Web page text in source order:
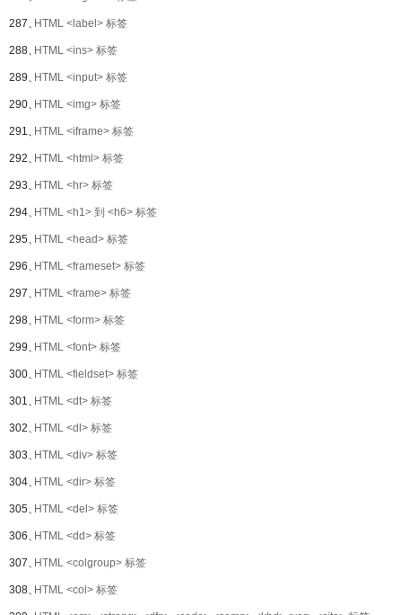
287、HTML <label> 标签
288、HTML <ins> 标签
289、HTML <input> 标签
290、HTML <img> 标签
291、HTML <iframe> 标签
292、HTML <html> 标签
293、HTML <hr> 标签
294、HTML <h1> 到 <h6> 标签
295、HTML <head> 标签
296、HTML <frameset> 标签
297、HTML <frame> 标签
298、HTML <form> 标签
299、HTML <font> 标签
300、HTML <fieldset> 标签
301、HTML <dt> 标签
302、HTML <dl> 标签
303、HTML <div> 标签
304、HTML <dir> 标签
305、HTML <del> 标签
306、HTML <dd> 标签
307、HTML <colgroup> 标签
308、HTML <col> 标签